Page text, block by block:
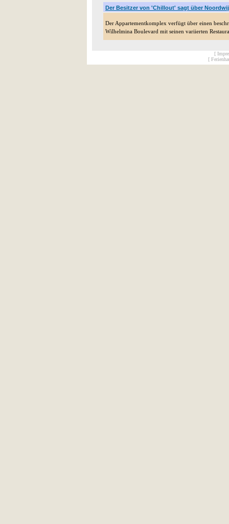
Der Besitzer von 'Chillout' sagt über
Der Appartementkomplex verfügt über einen
Wilhelmina Boulevard mit seinen variierten
[
[